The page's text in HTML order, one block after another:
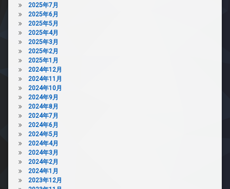
2025年7月
2025年6月
2025年5月
2025年4月
2025年3月
2025年2月
2025年1月
2024年12月
2024年11月
2024年10月
2024年9月
2024年8月
2024年7月
2024年6月
2024年5月
2024年4月
2024年3月
2024年2月
2024年1月
2023年12月